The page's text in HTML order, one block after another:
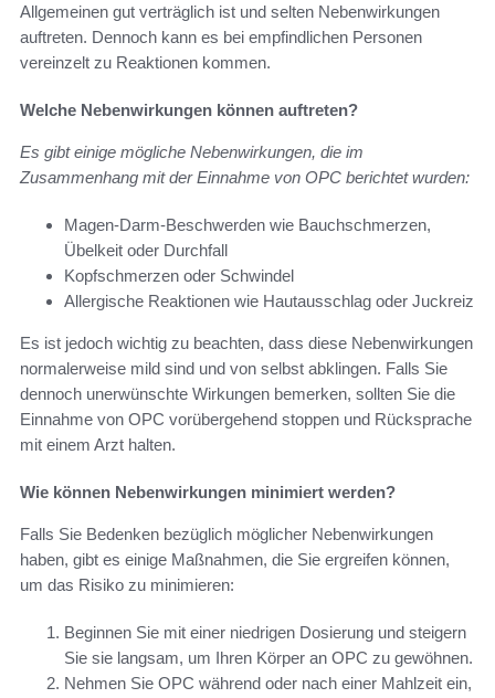
Allgemeinen gut verträglich ist und selten Nebenwirkungen
auftreten. Dennoch kann es bei empfindlichen Personen
vereinzelt zu Reaktionen kommen.
Welche Nebenwirkungen können auftreten?
Es gibt einige mögliche Nebenwirkungen, die im
Zusammenhang mit der Einnahme von OPC berichtet wurden:
Magen-Darm-Beschwerden wie Bauchschmerzen,
Übelkeit oder Durchfall
Kopfschmerzen oder Schwindel
Allergische Reaktionen wie Hautausschlag oder Juckreiz
Es ist jedoch wichtig zu beachten, dass diese Nebenwirkungen
normalerweise mild sind und von selbst abklingen. Falls Sie
dennoch unerwünschte Wirkungen bemerken, sollten Sie die
Einnahme von OPC vorübergehend stoppen und Rücksprache
mit einem Arzt halten.
Wie können Nebenwirkungen minimiert werden?
Falls Sie Bedenken bezüglich möglicher Nebenwirkungen
haben, gibt es einige Maßnahmen, die Sie ergreifen können,
um das Risiko zu minimieren:
Beginnen Sie mit einer niedrigen Dosierung und steigern
Sie sie langsam, um Ihren Körper an OPC zu gewöhnen.
Nehmen Sie OPC während oder nach einer Mahlzeit ein,